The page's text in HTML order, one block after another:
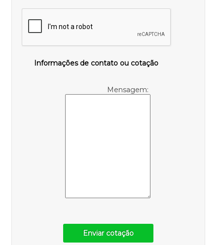
Informações de contato ou cotação
Mensagem:
Enviar cotação